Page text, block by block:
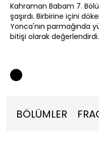
Kahraman Babam 7.
şaşırdı. Birbirine içini
Yonca'nın parmağında
bitişi olarak değerlendirdi.
BÖLÜMLER